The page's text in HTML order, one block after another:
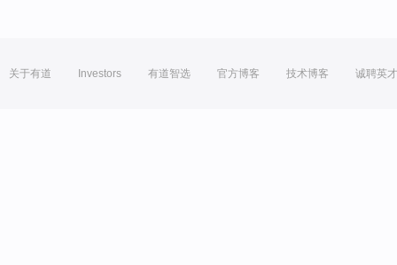
关于有道 Investors 有道智选 官方博客 技术博客 诚聘英才